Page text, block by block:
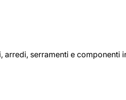
arredi, serramenti e componenti